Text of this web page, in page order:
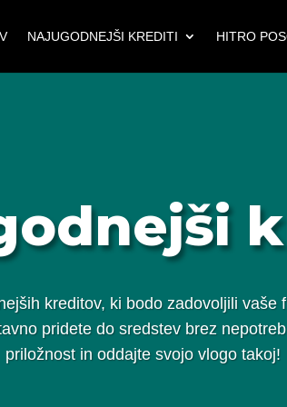
NAJUGODNEJŠI KREDITI HITRO
kreditov, ki bodo zadovoljili vaše
pridete do sredstev brez
priložnost in oddajte svojo vlogo takoj!